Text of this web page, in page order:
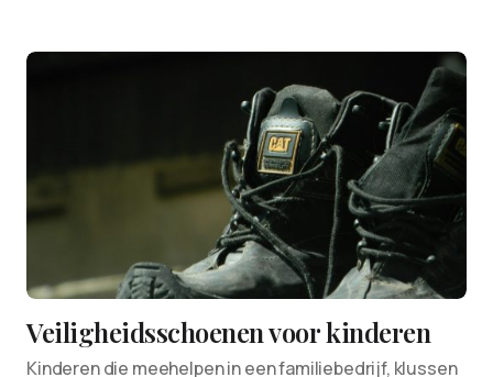
Veiligheidsschoenen voor kinderen
Kinderen die meehelpen in een familiebedrijf, klussen